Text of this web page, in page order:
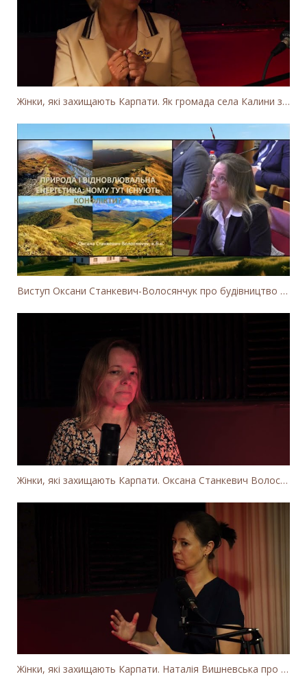
Жінки, які захищають Карпати. Як громада села Калини захищає річку Тересву від забудови МГЕС
Виступ Оксани Станкевич-Волосянчук про будівництво вітропарків у Закарпатській області
Жінки, які захищають Карпати. Оксана Станкевич Волосянчук про вітряки на високогір'ї Карпат
Жінки, які захищають Карпати. Наталія Вишневська про вітряки в Закарпатті та участь громадськості